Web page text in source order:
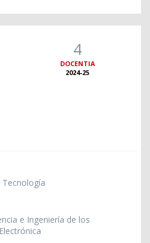
4
DOCENTIA
2024-25
Tecnología
e Ingeniería de los